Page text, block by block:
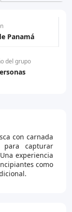
Panamá
del grupo
con carnada
capturar
experiencia
como